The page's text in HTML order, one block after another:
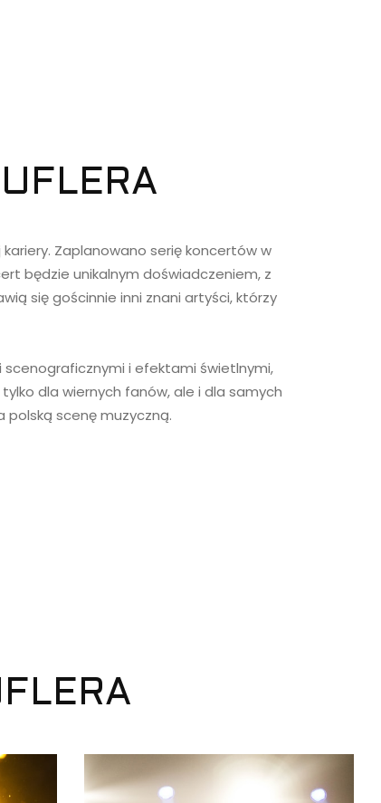
Zaplanowano serię koncertów w
będzie unikalnym doświadczeniem, z
się gościnnie inni znani artyści, którzy
i efektami świetlnymi,
dla wiernych fanów, ale i dla samych
polską scenę muzyczną.